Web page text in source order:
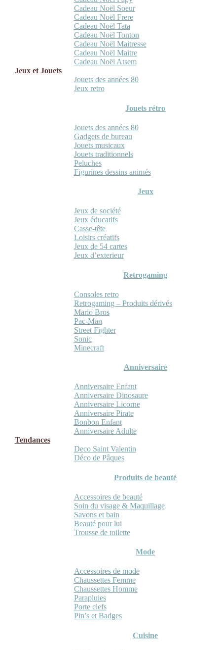
Cadeau Noël Soeur
Cadeau Noël Frere
Cadeau Noël Tata
Cadeau Noël Tonton
Cadeau Noël Maitresse
Cadeau Noël Maitre
Cadeau Noël Atsem
Jeux et Jouets
Jouets des années 80
Jeux retro
Jouets rétro
Jouets des années 80
Gadgets de bureau
Jouets musicaux
Jouets traditionnels
Peluches
Figurines dessins animés
Jeux
Jeux de société
Jeux éducatifs
Casse-tête
Loisirs créatifs
Jeux de 54 cartes
Jeux d’exterieur
Retrogaming
Consoles retro
Retrogaming – Produits dérivés
Mario Bros
Pac-Man
Street Fighter
Sonic
Minecraft
Anniversaire
Anniversaire Enfant
Anniversaire Dinosaure
Anniversaire Licorne
Anniversaire Pirate
Bonbon Enfant
Anniversaire Adulte
Tendances
Deco Saint Valentin
Déco de Pâques
Produits de beauté
Accessoires de beauté
Soin du visage & Maquillage
Savons et bain
Beauté pour lui
Trousse de toilette
Mode
Accessoires de mode
Chaussettes Femme
Chaussettes Homme
Parapluies
Porte clefs
Pin’s et Badges
Cuisine